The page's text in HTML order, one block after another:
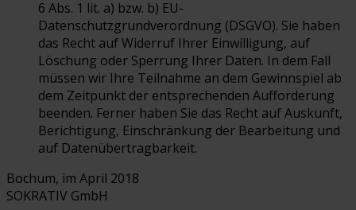
6 Abs. 1 lit. a) bzw. b) EU-
Datenschutzgrundverordnung (DSGVO). Sie haben
das Recht auf Widerruf Ihrer Einwilligung, auf
Löschung oder Sperrung Ihrer Daten. In dem Fall
müssen wir Ihre Teilnahme an dem Gewinnspiel ab
dem Zeitpunkt der entsprechenden Aufforderung
beenden. Ferner haben Sie das Recht auf Auskunft,
Berichtigung, Einschränkung der Bearbeitung und
auf Datenübertragbarkeit.
Bochum, im April 2018
SOKRATIV GmbH